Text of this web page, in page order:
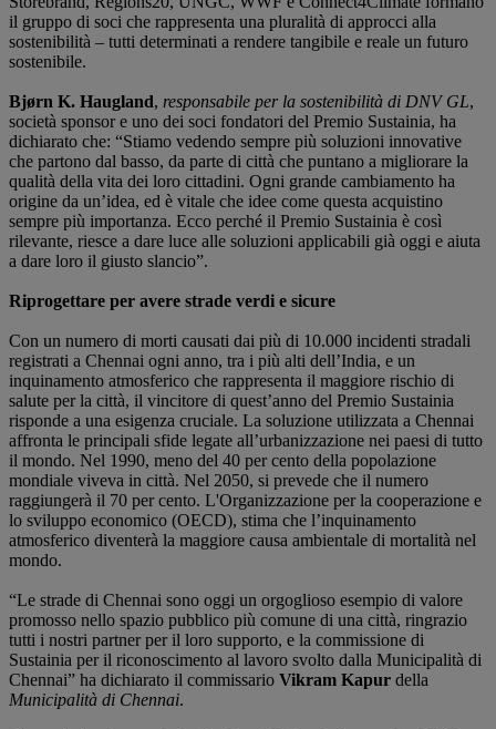
il gruppo di soci che rappresenta una pluralità di approcci alla
sostenibilità – tutti determinati a rendere tangibile e reale un futuro
sostenibile.
Bjørn K. Haugland, responsabile per la sostenibilità di DNV GL,
società sponsor e uno dei soci fondatori del Premio Sustainia, ha
dichiarato che: “Stiamo vedendo sempre più soluzioni innovative
che partono dal basso, da parte di città che puntano a migliorare la
qualità della vita dei loro cittadini. Ogni grande cambiamento ha
origine da un’idea, ed è vitale che idee come questa acquistino
sempre più importanza. Ecco perché il Premio Sustainia è così
rilevante, riesce a dare luce alle soluzioni applicabili già oggi e aiuta
a dare loro il giusto slancio”.
Riprogettare per avere strade verdi e sicure
Con un numero di morti causati dai più di 10.000 incidenti stradali
registrati a Chennai ogni anno, tra i più alti dell’India, e un
inquinamento atmosferico che rappresenta il maggiore rischio di
salute per la città, il vincitore di quest’anno del Premio Sustainia
risponde a una esigenza cruciale. La soluzione utilizzata a Chennai
affronta le principali sfide legate all’urbanizzazione nei paesi di tutto
il mondo. Nel 1990, meno del 40 per cento della popolazione
mondiale viveva in città. Nel 2050, si prevede che il numero
raggiungerà il 70 per cento. L'Organizzazione per la cooperazione e
lo sviluppo economico (OECD), stima che l’inquinamento
atmosferico diventerà la maggiore causa ambientale di mortalità nel
mondo.
“Le strade di Chennai sono oggi un orgoglioso esempio di valore
promosso nello spazio pubblico più comune di una città, ringrazio
tutti i nostri partner per il loro supporto, e la commissione di
Sustainia per il riconoscimento al lavoro svolto dalla Municipalità di
Chennai” ha dichiarato il commissario Vikram Kapur della
Municipalità di Chennai.